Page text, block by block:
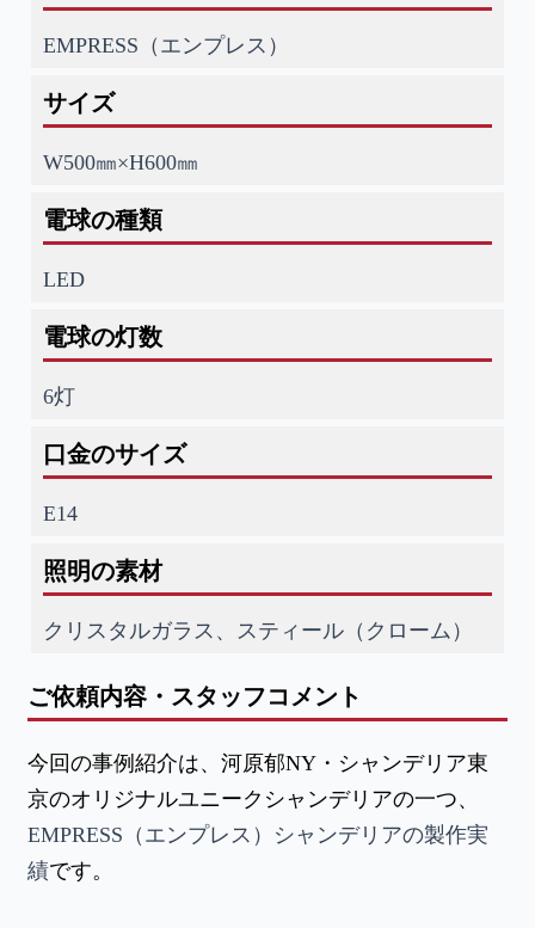
EMPRESS（エンプレス）
サイズ
W500㎜×H600㎜
電球の種類
LED
電球の灯数
6灯
口金のサイズ
E14
照明の素材
クリスタルガラス、スティール（クローム）
ご依頼内容・スタッフコメント
今回の事例紹介は、河原郁NY・シャンデリア東
京のオリジナルユニークシャンデリアの一つ、
EMPRESS（エンプレス）シャンデリアの製作実
績です。